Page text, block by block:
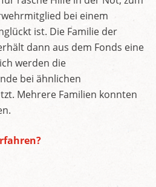
bei einem
ist. Die Familie der
dann aus dem Fonds eine
werden die
bei ähnlichen
Mehrere Familien konnten